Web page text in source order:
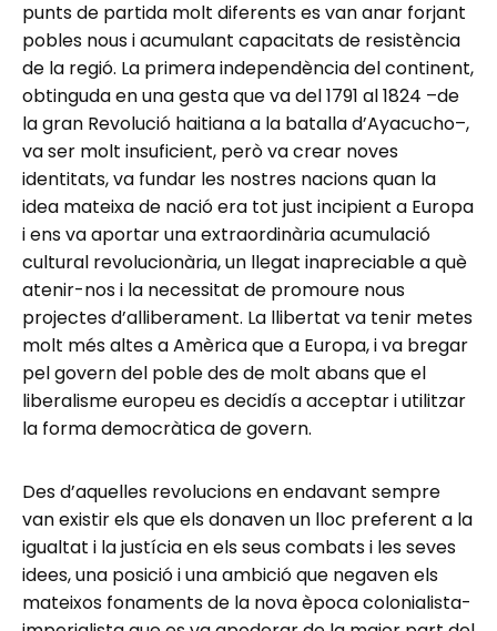
punts de partida molt diferents es van anar forjant
pobles nous i acumulant capacitats de resistència
de la regió. La primera independència del continent,
obtinguda en una gesta que va del 1791 al 1824 –de
la gran Revolució haitiana a la batalla d’Ayacucho–,
va ser molt insuficient, però va crear noves
identitats, va fundar les nostres nacions quan la
idea mateixa de nació era tot just incipient a Europa
i ens va aportar una extraordinària acumulació
cultural revolucionària, un llegat inapreciable a què
atenir-nos i la necessitat de promoure nous
projectes d’alliberament. La llibertat va tenir metes
molt més altes a Amèrica que a Europa, i va bregar
pel govern del poble des de molt abans que el
liberalisme europeu es decidís a acceptar i utilitzar
la forma democràtica de govern.
Des d’aquelles revolucions en endavant sempre
van existir els que els donaven un lloc preferent a la
igualtat i la justícia en els seus combats i les seves
idees, una posició i una ambició que negaven els
mateixos fonaments de la nova època colonialista-